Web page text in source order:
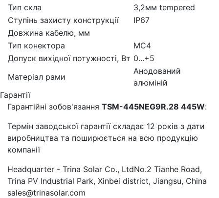
Тип скла
3,2мм tempered
Ступінь захисту конструкції
IP67
Довжина кабелю, мм
Тип конектора
MC4
Допуск вихідної потужності, Вт 0...+5
Матеріал рами
Анодований
алюміній
Гарантії
Гарантійні зобов'язання TSM-445NEG9R.28 445W:
Термін заводської гарантії складає 12 років з дати
виробництва та поширюється на всю продукцію
компанії
Headquarter - Trina Solar Co., LtdNo.2 Tianhe Road,
Trina PV Industrial Park, Xinbei district, Jiangsu, China
sales@trinasolar.com